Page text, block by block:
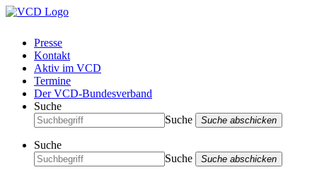
Presse
Kontakt
Aktiv im VCD
Termine
Der VCD-Bundesverband
Suche
Suche
Suche abschicken
Suche
Suche
Suche abschicken